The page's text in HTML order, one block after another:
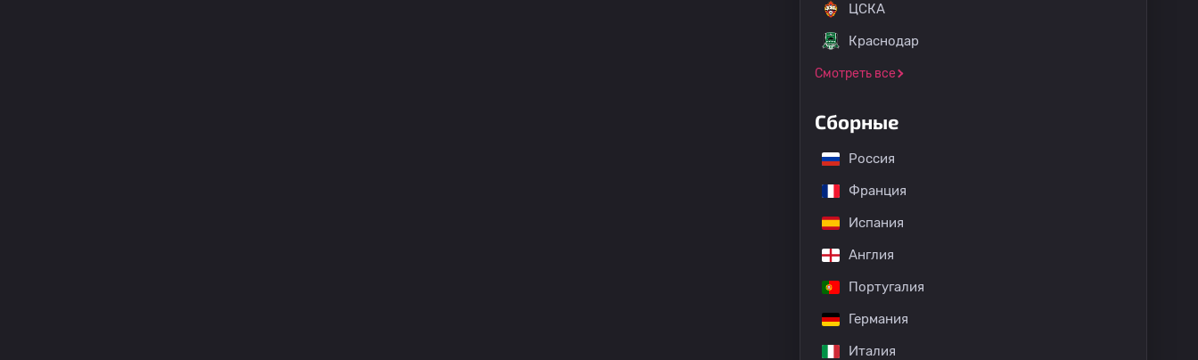
ЦСКА
Краснодар
Смотреть все
Сборные
Россия
Франция
Испания
Англия
Португалия
Германия
Италия